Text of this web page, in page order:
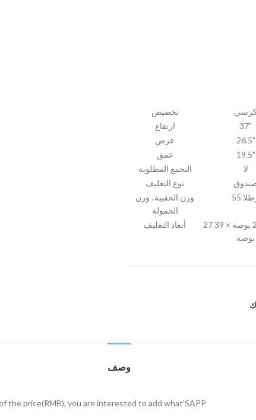
تخصيص
ارتفاع
37"
عرض
26.5"
عمق
19.5"
التجمع المطلوبة
لا
نوع التغليف
وزن الحقيبة، وزن
الحمولة
أبعاد التغليف
27 بوصة × 26 بوصة × 39
بوصة
وصف
price(RMB), you are interested to add what’SAPP